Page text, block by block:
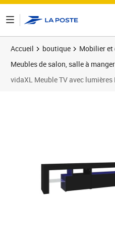
Accueil boutique
Mobilier
Meubles de salon, salle à
vidaXL Meuble TV avec